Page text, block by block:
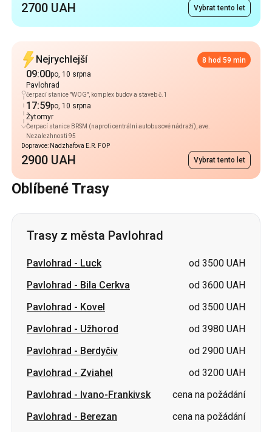
2700 UAH Vybrat tento let
Nejrychlejší 8 hod 59 min
09:00po, 10 srpna
Pavlohrad
čerpací stanice "WOG", komplex budov a staveb č.1
17:59po, 10 srpna
Žytomyr
Čerpací stanice BRSM (naproti centrální autobusové nádraží), ave.
Nezalezhnosti 95
Dopravce: Nadzhafova E.R. FOP
2900 UAH Vybrat tento let
Oblíbené Trasy
Trasy z města Pavlohrad
Pavlohrad - Luck
od 3500 UAH
Pavlohrad - Bila Cerkva
od 3600 UAH
Pavlohrad - Kovel
od 3500 UAH
Pavlohrad - Užhorod
od 3980 UAH
Pavlohrad - Berdyčiv
od 2900 UAH
Pavlohrad - Zviahel
od 3200 UAH
Pavlohrad - Ivano-Frankivsk
cena na požádání
Pavlohrad - Berezan
cena na požádání